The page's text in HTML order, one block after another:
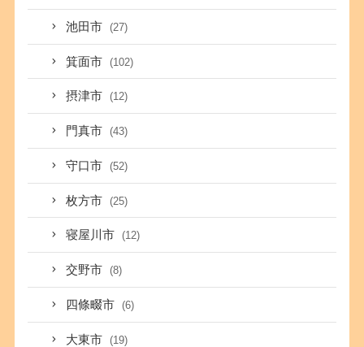
池田市 (27)
箕面市 (102)
摂津市 (12)
門真市 (43)
守口市 (52)
枚方市 (25)
寝屋川市 (12)
交野市 (8)
四條畷市 (6)
大東市 (19)